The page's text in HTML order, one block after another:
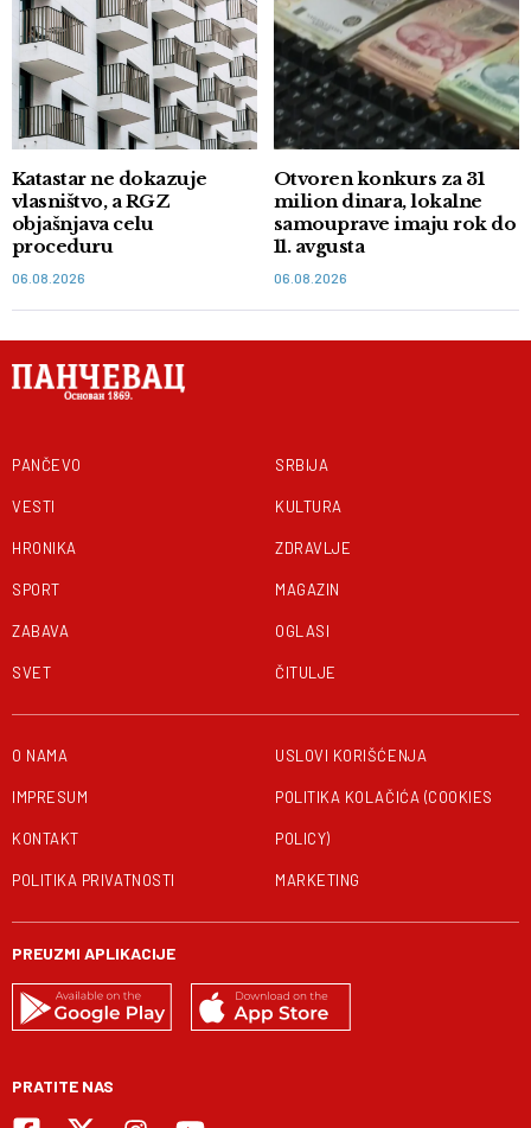
Katastar ne dokazuje
vlasništvo, a RGZ
objašnjava celu
proceduru
06.08.2026
Otvoren konkurs za 31
milion dinara, lokalne
samouprave imaju rok do
11. avgusta
06.08.2026
PANČEVO
VESTI
HRONIKA
SPORT
ZABAVA
SVET
SRBIJA
KULTURA
ZDRAVLJE
MAGAZIN
OGLASI
ČITULJE
O NAMA
IMPRESUM
KONTAKT
POLITIKA PRIVATNOSTI
USLOVI KORIŠĆENJA
POLITIKA KOLAČIĆA (COOKIES
POLICY)
MARKETING
PREUZMI APLIKACIJE
PRATITE NAS